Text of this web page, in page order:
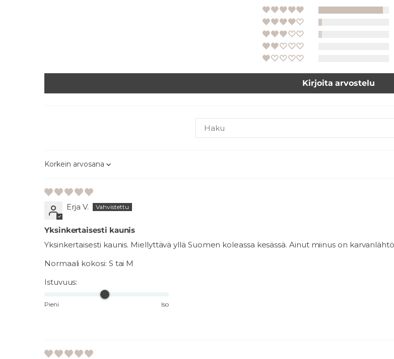
Kirjoita arvostelu
Sort by
Erja V.
Yksinkertaisesti kaunis
Yksinkertaisesti kaunis. Miellyttävä yllä Suomen koleassa kesässä. Ainut miinus on
Normaali kokosi: S tai M
Istuvuus:
Pieni Iso